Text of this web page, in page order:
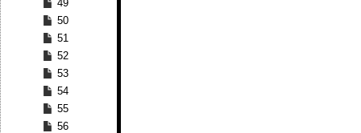
49
50
51
52
53
54
55
56